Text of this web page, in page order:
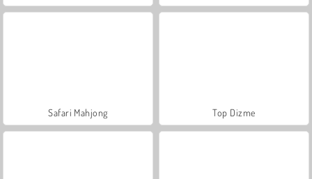
Safari Mahjong Top Dizme